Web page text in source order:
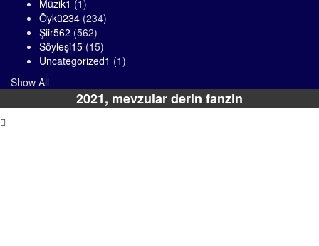
Müzik1 (1)
Öykü234 (234)
Şiir562 (562)
Söyleşi15 (15)
Uncategorized1 (1)
Show All
2021, mevzular derin fanzin